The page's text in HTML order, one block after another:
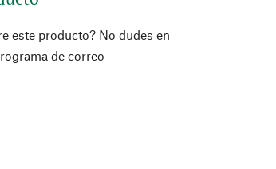
este producto? No dudes en
de correo